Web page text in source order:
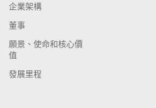
企業架構
董事
願景、使命和核心價
值
發展里程